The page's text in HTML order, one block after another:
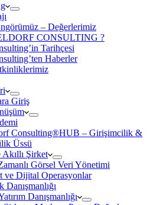
– Değerlerimiz
CONSULTING ?
Tarihçesi
Haberler
Giriş
Consulting®HUB – Girişimcilik &
Üssü
Şirket
Görsel Veri Yönetimi
ve Dijital Operasyonlar
Danışmanlığı